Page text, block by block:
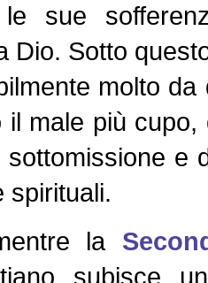
le sue
Dio. Sotto
molto
il male più
e
spirituali.
la
subisce